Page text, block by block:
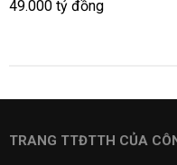
TRANG TTĐTTH CỦA